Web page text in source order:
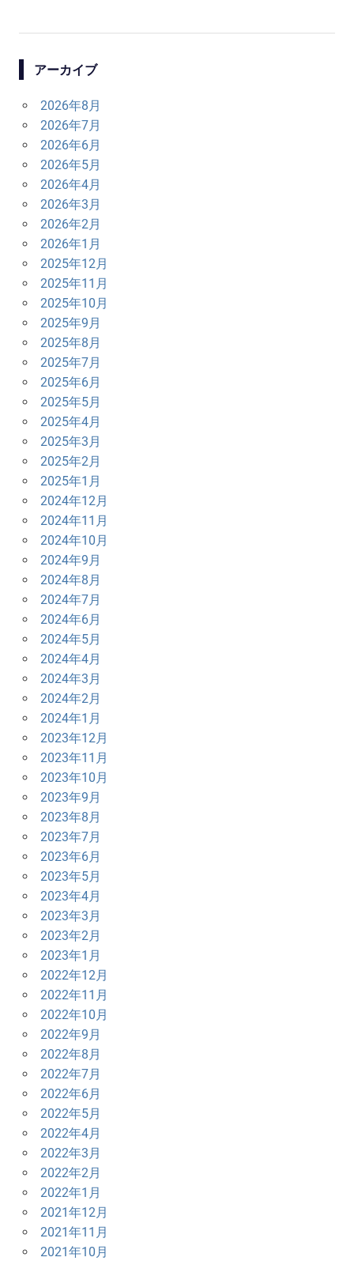
ゲ
ー
シ
ョ
ン
アーカイブ
2026年8月
2026年7月
2026年6月
2026年5月
2026年4月
2026年3月
2026年2月
2026年1月
2025年12月
2025年11月
2025年10月
2025年9月
2025年8月
2025年7月
2025年6月
2025年5月
2025年4月
2025年3月
2025年2月
2025年1月
2024年12月
2024年11月
2024年10月
2024年9月
2024年8月
2024年7月
2024年6月
2024年5月
2024年4月
2024年3月
2024年2月
2024年1月
2023年12月
2023年11月
2023年10月
2023年9月
2023年8月
2023年7月
2023年6月
2023年5月
2023年4月
2023年3月
2023年2月
2023年1月
2022年12月
2022年11月
2022年10月
2022年9月
2022年8月
2022年7月
2022年6月
2022年5月
2022年4月
2022年3月
2022年2月
2022年1月
2021年12月
2021年11月
2021年10月